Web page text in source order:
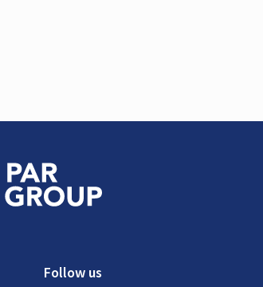
Follow us